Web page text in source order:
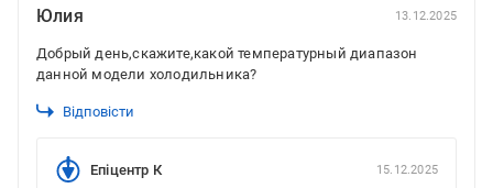
Юлия 13.12.2025
Добрый день,скажите,какой температурный диапазон
данной модели холодильника?
Відповісти
Епіцентр К 15.12.2025